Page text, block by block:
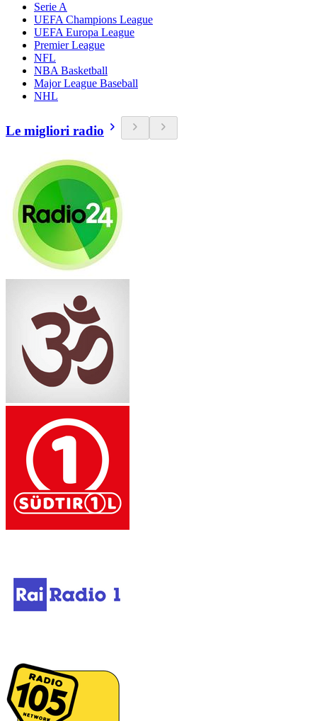
Serie A
UEFA Champions League
UEFA Europa League
Premier League
NFL
NBA Basketball
Major League Baseball
NHL
Le migliori radio